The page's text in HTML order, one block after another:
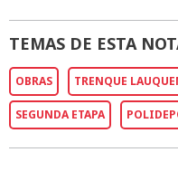
TEMAS DE ESTA
OBRAS TRENQUE
SEGUNDA ETAPA